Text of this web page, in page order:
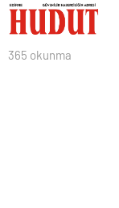
365 okunma